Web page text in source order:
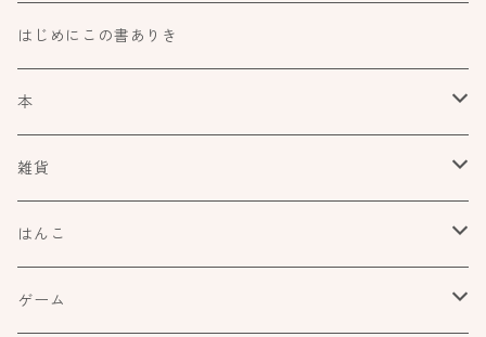
はじめにこの書ありき
本
食べもの飲みものお酒とか
アートや絵本の世界
だれかの考えごと
雑貨
kurofutago
ブローチ
文具
はんこ
オスコラボ
ゲーム